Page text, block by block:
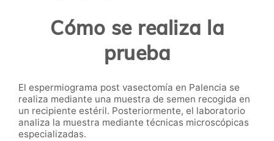
Cómo se realiza la
prueba
El espermiograma post vasectomía en Palencia se
realiza mediante una muestra de semen recogida en
un recipiente estéril. Posteriormente, el laboratorio
analiza la muestra mediante técnicas microscópicas
especializadas.